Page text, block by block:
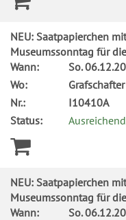
NEU: Saatpapierchen
Museumssonntag für
Wann:
So.
Wo:
Nr.:
I10410A
Status:
NEU: Saatpapierchen
Museumssonntag für
Wann:
So.